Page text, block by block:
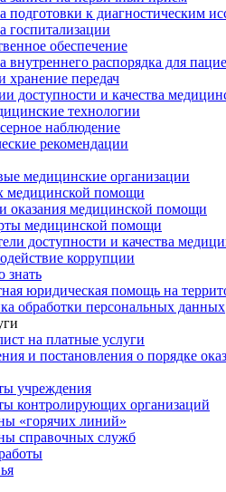
подготовки к диагностическим
госпитализации
обеспечение
внутреннего распорядка для
хранение передач
доступности и качества
технологии
наблюдение
рекомендации
медицинские организации
медицинской помощи
оказания медицинской помощи
медицинской помощи
доступности и качества
коррупции
знать
юридическая помощь на
обработки персональных данных
на платные услуги
и постановления о порядке
учреждения
контролирующих организаций
«горячих линий»
справочных служб